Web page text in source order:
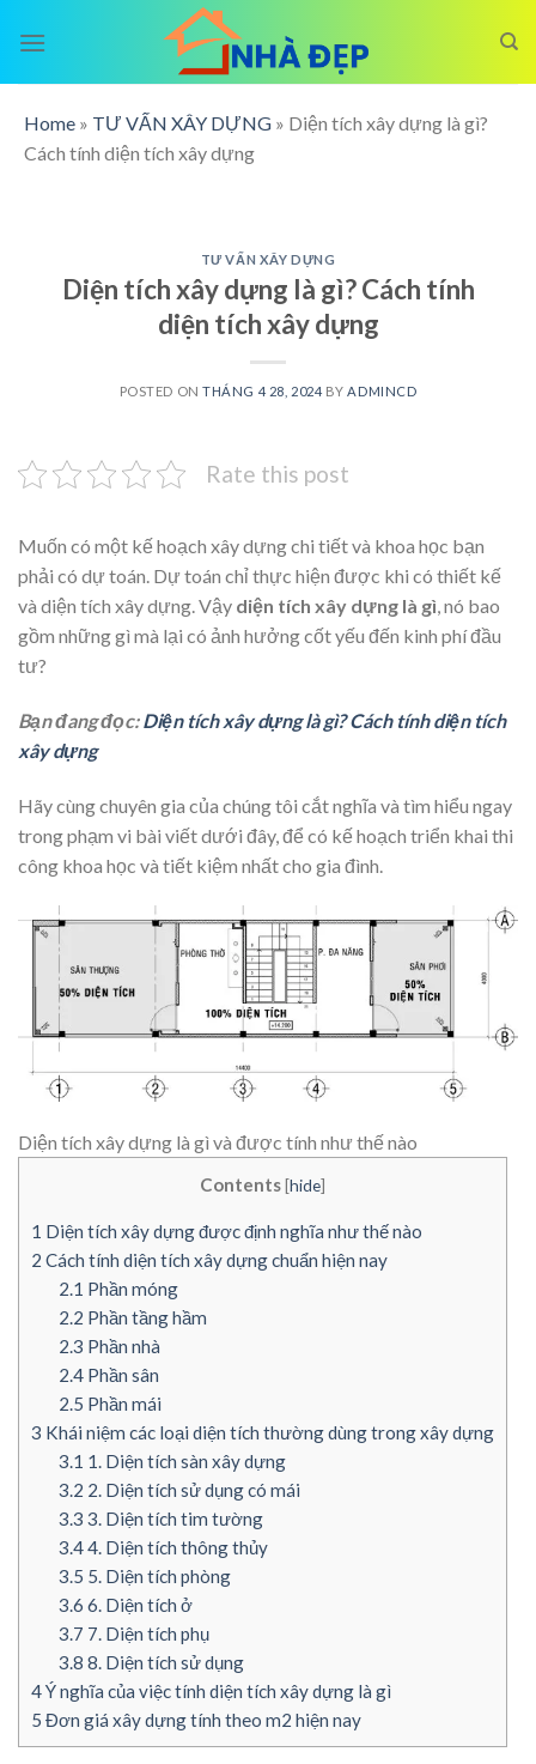
Home » TƯ VẤN XÂY DỰNG » Diện tích xây dựng là gì?
Cách tính diện tích xây dựng
TƯ VẤN XÂY DỰNG
Diện tích xây dựng là gì? Cách tính
diện tích xây dựng
POSTED ONTHÁNG 4 28, 2024 BYADMINCD
Rate this post
Muốn có một kế hoạch xây dựng chi tiết và khoa học bạn
phải có dự toán. Dự toán chỉ thực hiện được khi có thiết kế
và diện tích xây dựng. Vậy diện tích xây dựng là gì, nó bao
gồm những gì mà lại có ảnh hưởng cốt yếu đến kinh phí đầu
tư?
Bạn đang đọc:Diện tích xây dựng là gì? Cách tính diện tích
xây dựng
Hãy cùng chuyên gia của chúng tôi cắt nghĩa và tìm hiểu ngay
trong phạm vi bài viết dưới đây, để có kế hoạch triển khai thi
công khoa học và tiết kiệm nhất cho gia đình.
Diện tích xây dựng là gì và được tính như thế nào
Contents[hide]
1 Diện tích xây dựng được định nghĩa như thế nào
2 Cách tính diện tích xây dựng chuẩn hiện nay
2.1 Phần móng
2.2 Phần tầng hầm
2.3 Phần nhà
2.4Phần sân
2.5 Phần mái
3 Khái niệm các loại diện tích thường dùng trong xây dựng
3.1 1. Diện tích sàn xây dựng
3.2 2. Diện tích sử dụng có mái
3.3 3. Diện tích tim tường
3.44. Diện tích thông thủy
3.5 5. Diện tích phòng
3.6 6. Diện tích ở
3.7 7. Diện tích phụ
3.8 8. Diện tích sử dụng
4Ý nghĩa của việc tính diện tích xây dựng là gì
5 Đơn giá xây dựng tính theo m2 hiện nay